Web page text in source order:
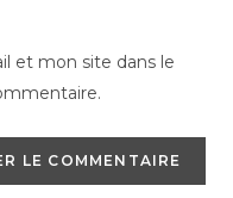
et mon site dans le